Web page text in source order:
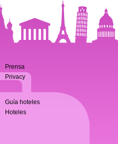
Prensa
Privacy
Guía hoteles
Hoteles